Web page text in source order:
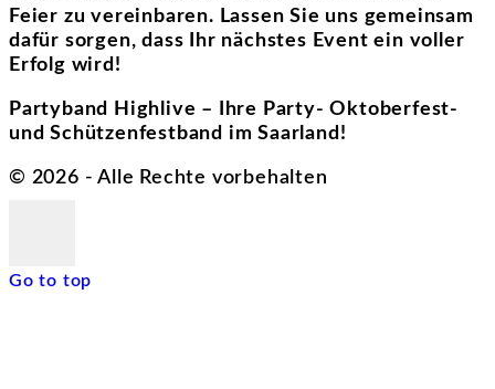
Feier zu vereinbaren. Lassen Sie uns gemeinsam
dafür sorgen, dass Ihr nächstes Event ein voller
Erfolg wird!
Partyband Highlive – Ihre Party- Oktoberfest-
und Schützenfestband im Saarland!
© 2026 - Alle Rechte vorbehalten
Go to top